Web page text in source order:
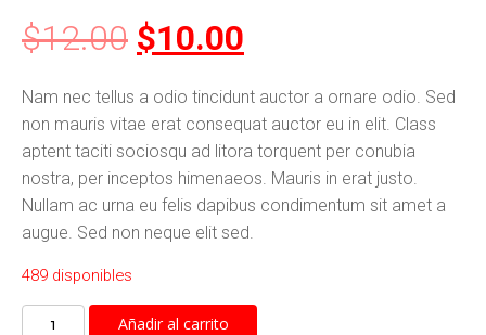
$12.00 Original
price
was:
$12.00.
$10.00
price
is:
$10.00.
Nam nec tellus a odio tincidunt auctor a ornare odio. Sed
non mauris vitae erat consequat auctor eu in elit. Class
aptent taciti sociosqu ad litora torquent per conubia
nostra, per inceptos himenaeos. Mauris in erat justo.
Nullam ac urna eu felis dapibus condimentum sit amet a
augue. Sed non neque elit sed.
489 disponibles
Anchor
Añadir al carrito